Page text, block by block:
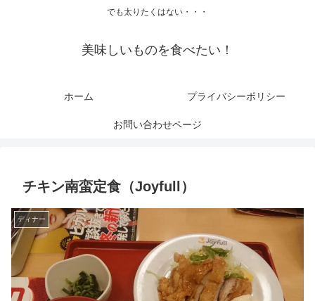
でも太りたくはない・・・
美味しいものを食べたい！
ホーム プライバシーポリシー
お問い合わせページ
チキン南蛮定食（Joyfull）
ディナー